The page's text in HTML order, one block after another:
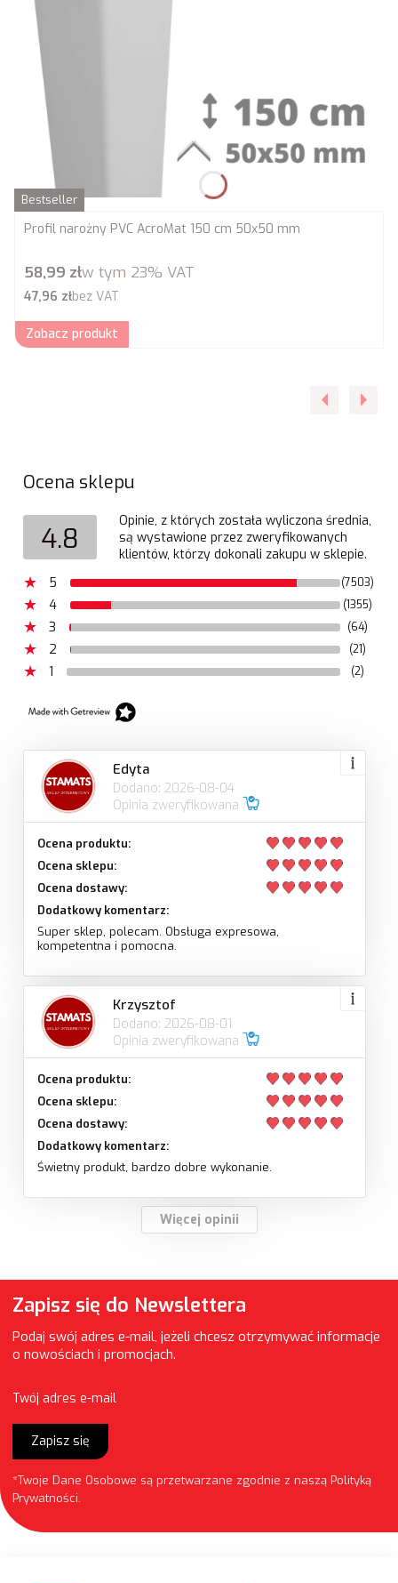
Bestseller
Profil narożny PVC AcroMat 150 cm 50x50 mm
Cena brutto
58,99 złw tym 23% VAT
Cena netto
47,96 złbez VAT
Zobacz produkt
Ocena sklepu
4.8
Opinie, z których została wyliczona średnia,
są wystawione przez zweryfikowanych
klientów, którzy dokonali zakupu w sklepie.
5
(7503)
4 (1355)
3 (64)
2 (21)
1 (2)
Edyta
Dodano: 2026-08-04
Opinia zweryfikowana
Ocena produktu:
Ocena sklepu:
Ocena dostawy:
Dodatkowy komentarz:
Super sklep, polecam. Obsługa expresowa,
kompetentna i pomocna.
Krzysztof
Dodano: 2026-08-01
Opinia zweryfikowana
Ocena produktu:
Ocena sklepu:
Ocena dostawy:
Dodatkowy komentarz:
Świetny produkt, bardzo dobre wykonanie.
Więcej opinii
Zapisz się do Newslettera
Podaj swój adres e-mail, jeżeli chcesz otrzymywać informacje
o nowościach i promocjach.
Twój adres e-mail
Zapisz się
*Twoje Dane Osobowe są przetwarzane zgodnie z naszą Polityką
Prywatności.